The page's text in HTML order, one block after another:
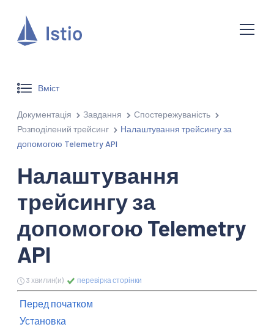
Вміст
Документація Завдання
Спостережуваність
Розподілений трейсинг
Налаштування трейсингу за
допомогою Telemetry API
Налаштування
трейсингу за
допомогою Telemetry
API
3 хвилин(и) перевірка сторінки
Перед початком
Установка